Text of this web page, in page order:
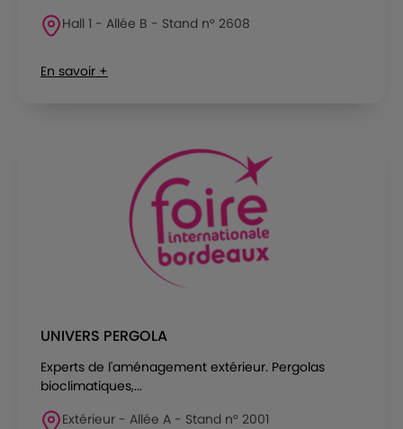
Hall 1 - Allée B - Stand n° 2608
En savoir +
UNIVERS PERGOLA
Experts de l'aménagement extérieur. Pergolas
bioclimatiques,...
Extérieur - Allée A - Stand n° 2001